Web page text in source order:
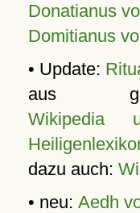
Donatianus
Domitianus
• Update:
aus
Wikipedia
dazu auch:
• neu: Aedh